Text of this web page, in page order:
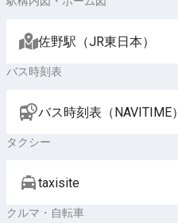
佐野駅（JR東日本）
バス時刻表
バス時刻表（NAVITIME）
タクシー
taxisite
クルマ・自転車